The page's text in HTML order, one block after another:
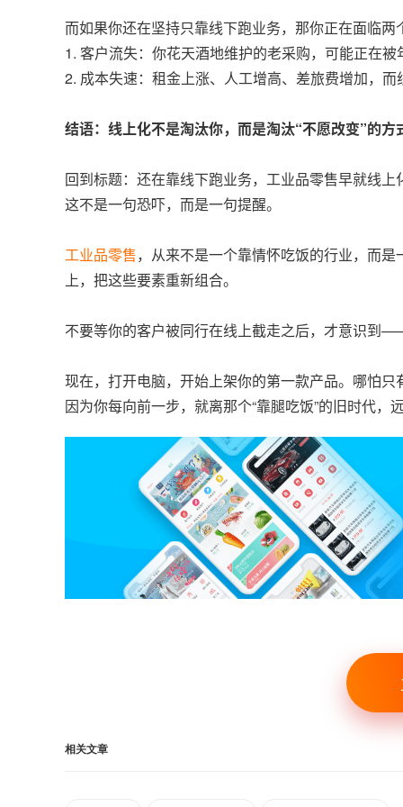
而如果你还在坚持只靠线下跑业务，那你正在面临两
1. 客户流失：你花天酒地维护的老采购，可能正在
2. 成本失速：租金上涨、人工增高、差旅费增加，
结语：线上化不是淘汰你，而是淘汰“不愿改变”的方
回到标题：还在靠线下跑业务，工业品零售早就线
这不是一句恐吓，而是一句提醒。
工业品零售，从来不是一个靠情怀吃饭的行业，而
上，把这些要素重新组合。
不要等你的客户被同行在线上截走之后，才意识到
现在，打开电脑，开始上架你的第一款产品。哪怕
因为你每向前一步，就离那个“靠腿吃饭”的旧时代，
相关文章